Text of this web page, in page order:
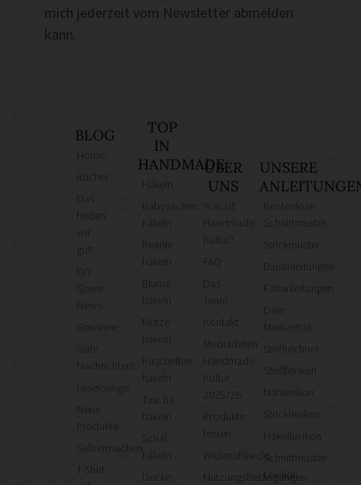
mich jederzeit vom Newsletter abmelden
kann.
BLOG
finden
gut!
News
Gute
Nachrichten!
Leselounge
Neue
Produkte
Selbermachen
T-Shirt
TOP
IN
HANDMADE
häkeln
häkeln
Mütze
häkeln
Kuscheltier
Tasche
häkeln
ÜBER
UNS
Was ist
Kultur?
Das
Team
Kontakt
Mediadaten
Kultur
2025/26
Produkte
testen
Widerrufsrecht
Nutzungsbedingungen
UNSERE
Kostenlose
Schnittmuster
Strickmuster
Bauanleitungen
Faltanleitungen
Merkzettel
Stoffrechner
Stofflexikon
Nählexikon
Stricklexikon
Häkellexikon
Schnittmuster-
Lexikon